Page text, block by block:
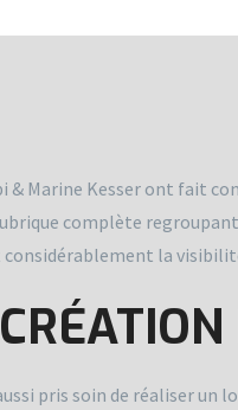
& Marine Kesser ont fait
rubrique complète
la
pris soin de réaliser